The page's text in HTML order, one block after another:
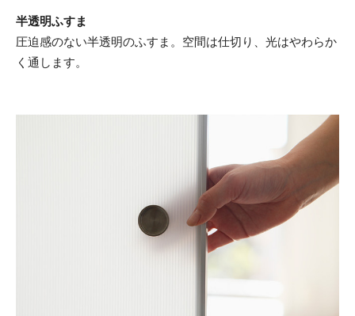
半透明ふすま
圧迫感のない半透明のふすま。空間は仕切り、光はやわらか
く通します。